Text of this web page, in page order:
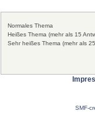
Normales Thema
Heißes Thema (mehr als 15
Sehr heißes Thema (mehr als
SMF-